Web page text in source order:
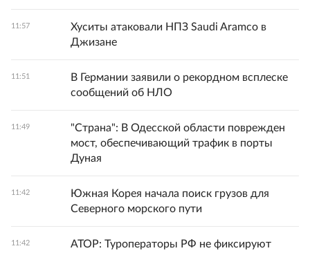
11:57
Хуситы атаковали НПЗ Saudi Aramco в
Джизане
11:51
В Германии заявили о рекордном всплеске
сообщений об НЛО
11:49
"Страна": В Одесской области поврежден
мост, обеспечивающий трафик в порты
Дуная
11:42
Южная Корея начала поиск грузов для
Северного морского пути
11:42
АТОР: Туроператоры РФ не фиксируют